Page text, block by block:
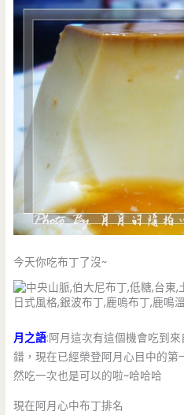
今天你吃布丁了沒~
月之語:阿月這次有這個機會吃到來
錯，現在已經榮登阿月心目中的
然吃一次也是可以的啦~哈哈哈
現在阿月心中布丁排名